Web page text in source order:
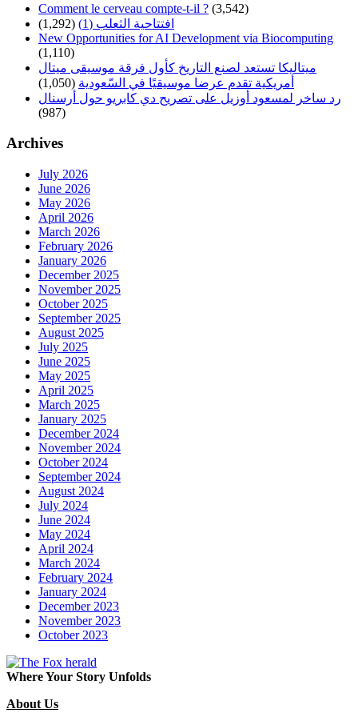
Comment le cerveau compte-t-il ? (3,542)
افتتاحية الثعلب (1)
(1,292)
New Opportunities for AI Development via Biocomputing
(1,110)
ميتاليكا تستعد لصنع التاريخ كأول فرقة موسيقى ميتال
أمريكية تقدم عرضا موسيقيًا في السّعودية (1,050)
رد ساخر لمسعود أوزيل على تصريح دي كابريو حول أرسنال
(987)
Archives
July 2026
June 2026
May 2026
April 2026
March 2026
February 2026
January 2026
December 2025
November 2025
October 2025
September 2025
August 2025
July 2025
June 2025
May 2025
April 2025
March 2025
January 2025
December 2024
November 2024
October 2024
September 2024
August 2024
July 2024
June 2024
May 2024
April 2024
March 2024
February 2024
January 2024
December 2023
November 2023
October 2023
Where Your Story Unfolds
About Us